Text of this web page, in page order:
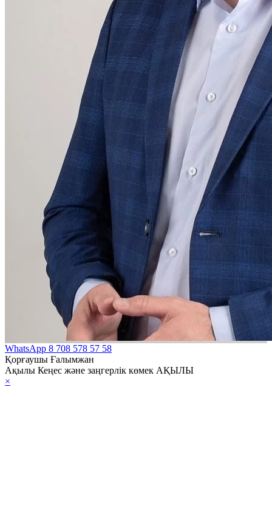
WhatsApp 8 708 578 57 58
Қорғаушы Ғалымжан
Ақылы Кеңес және заңгерлік көмек АҚЫЛЫ
×